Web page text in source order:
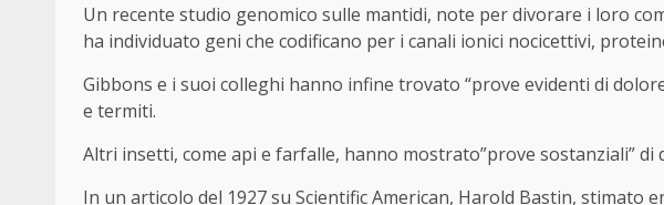
Un recente studio genomico sulle mantidi, note per divorare i loro
ha individuato geni che codificano per i canali ionici nocicettivi,
Gibbons e i suoi colleghi hanno infine trovato “prove evidenti di
e termiti.
Altri insetti, come api e farfalle, hanno mostrato”prove sostanziali” di
In un articolo del 1927 su Scientific American, Harold Bastin,